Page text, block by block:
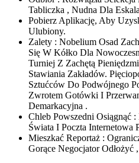
Tabliczka , Nudna Dla
Pobierz Aplikację, Aby
Ulubiony.
Zalety : Nobelium Osad
Się W Kółko Dla
Turniej Z Zachętą
Stawiania Zakładów.
Sztućców Do Podwójnego
Zwrotem Gotówki I
Demarkacyjna .
Chleb Powszedni Osiągnąć
Świata I Poczta Internetowa
Mieszkać Reportaż :
Gorące Negocjator